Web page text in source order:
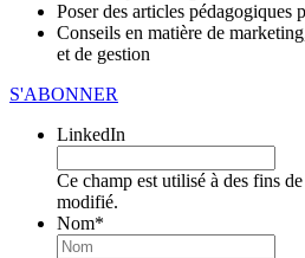
Poser des articles pédagogiques
Conseils en matière de
et de gestion
S'ABONNER
LinkedIn
Ce champ est utilisé à des fins
modifié.
Nom*